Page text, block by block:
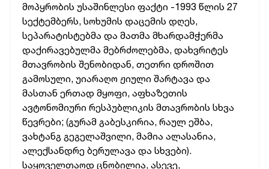
მოპყრობის უსაშინლესი ფაქტი -1993 წლის 27
სექტემბერს, სოხუმის დაცემის დღეს,
სეპარატისტებმა და მათმა მხარდამჭერმა
დაქირავებულმა მებრძოლებმა, დახვრიტეს
მთავრობის შენობიდან, თეთრი დროშით
გამოსული, უიარაღო ჟიული შარტავა და
მასთან ერთად მყოფი, აფხაზეთის
ავტონომიური რესპუბლიკის მთავრობის სხვა
წევრები; (გურამ გაბესკირია, რაულ ეშბა,
ვახტანგ გეგელაშვილი, მამია ალასანია,
ალექსანდრე ბერულავა და სხვები).
საყოველთაოდ ცნობილია, ასევე,